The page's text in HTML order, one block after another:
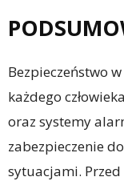
Bezpieczeństwo
każdego
oraz systemy
zabezpieczenie
sytuacjami.